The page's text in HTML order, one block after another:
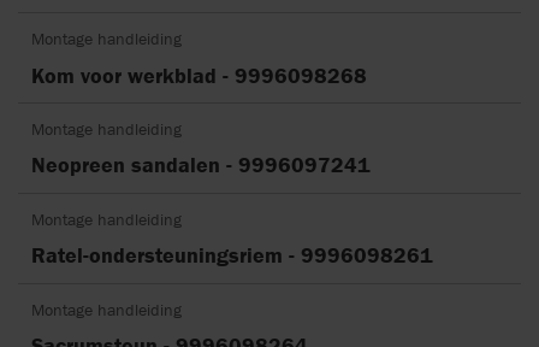
Montage handleiding
Kom voor werkblad - 9996098268
Montage handleiding
Neopreen sandalen - 9996097241
Montage handleiding
Ratel-ondersteuningsriem - 9996098261
Montage handleiding